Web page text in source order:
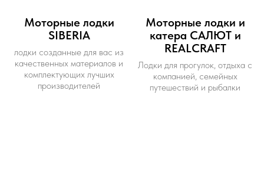
Моторные лодки
SIBERIA
лодки созданные для вас из
качественных материалов и
комплектующих лучших
производителей
Моторные лодки и
катера САЛЮТ и
REALCRAFT
Лодки для прогулок, отдыха с
компанией, семейных
путешествий и рыбалки